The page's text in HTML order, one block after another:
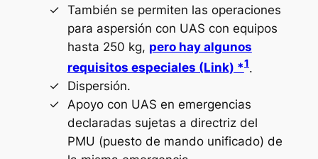
También se permiten las operaciones
para aspersión con UAS con equipos
hasta 250 kg, pero hay algunos
requisitos especiales (Link) *1.
Dispersión.
Apoyo con UAS en emergencias
declaradas sujetas a directriz del
PMU (puesto de mando unificado) de